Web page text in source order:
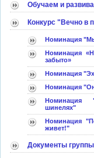
Обучаем и
Конкурс "Вечно в
Номинация
Номинация
забыто»
Номинация
Номинация
Номинация
шинелях"
Номинация
живет!"
Документы группы